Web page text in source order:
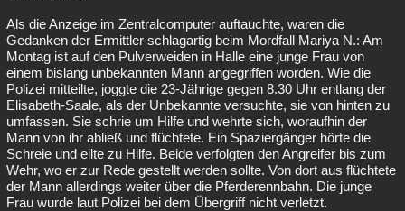
Als die Anzeige im Zentralcomputer auftauchte, waren die
Gedanken der Ermittler schlagartig beim Mordfall Mariya N.: Am
Montag ist auf den Pulverweiden in Halle eine junge Frau von
einem bislang unbekannten Mann angegriffen worden. Wie die
Polizei mitteilte, joggte die 23-Jährige gegen 8.30 Uhr entlang der
Elisabeth-Saale, als der Unbekannte versuchte, sie von hinten zu
umfassen. Sie schrie um Hilfe und wehrte sich, woraufhin der
Mann von ihr abließ und flüchtete. Ein Spaziergänger hörte die
Schreie und eilte zu Hilfe. Beide verfolgten den Angreifer bis zum
Wehr, wo er zur Rede gestellt werden sollte. Von dort aus flüchtete
der Mann allerdings weiter über die Pferderennbahn. Die junge
Frau wurde laut Polizei bei dem Übergriff nicht verletzt.